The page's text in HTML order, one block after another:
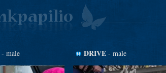
- male DRIVE - male